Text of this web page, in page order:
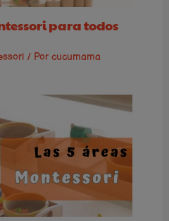
para todos
/ Por cucumama